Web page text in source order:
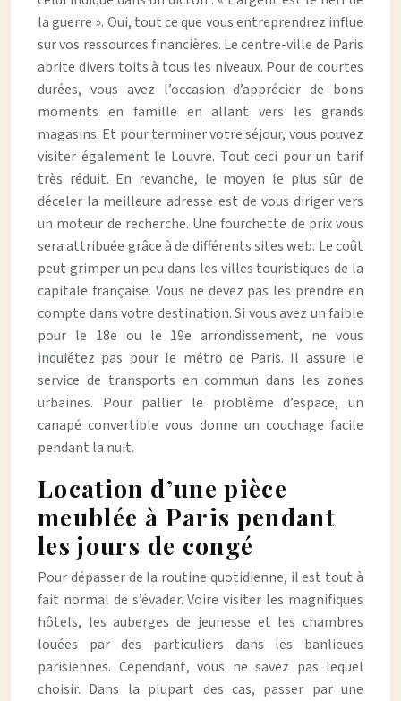
la guerre ». Oui, tout ce que vous entreprendrez influe
sur vos ressources financières. Le centre-ville de Paris
abrite divers toits à tous les niveaux. Pour de courtes
durées, vous avez l’occasion d’apprécier de bons
moments en famille en allant vers les grands
magasins. Et pour terminer votre séjour, vous pouvez
visiter également le Louvre. Tout ceci pour un tarif
très réduit. En revanche, le moyen le plus sûr de
déceler la meilleure adresse est de vous diriger vers
un moteur de recherche. Une fourchette de prix vous
sera attribuée grâce à de différents sites web. Le coût
peut grimper un peu dans les villes touristiques de la
capitale française. Vous ne devez pas les prendre en
compte dans votre destination. Si vous avez un faible
pour le 18e ou le 19e arrondissement, ne vous
inquiétez pas pour le métro de Paris. Il assure le
service de transports en commun dans les zones
urbaines. Pour pallier le problème d’espace, un
canapé convertible vous donne un couchage facile
pendant la nuit.
Location d’une pièce
meublée à Paris pendant
les jours de congé
Pour dépasser de la routine quotidienne, il est tout à
fait normal de s’évader. Voire visiter les magnifiques
hôtels, les auberges de jeunesse et les chambres
louées par des particuliers dans les banlieues
parisiennes. Cependant, vous ne savez pas lequel
choisir. Dans la plupart des cas, passer par une